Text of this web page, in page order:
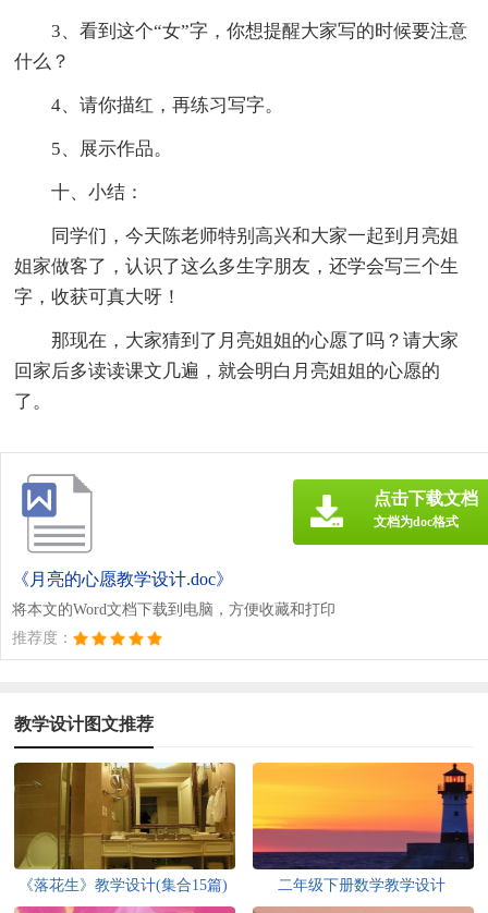
3、看到这个“女”字，你想提醒大家写的时候要注意
什么？
4、请你描红，再练习写字。
5、展示作品。
十、小结：
同学们，今天陈老师特别高兴和大家一起到月亮姐
姐家做客了，认识了这么多生字朋友，还学会写三个生
字，收获可真大呀！
那现在，大家猜到了月亮姐姐的心愿了吗？请大家
回家后多读读课文几遍，就会明白月亮姐姐的心愿的
了。
《月亮的心愿教学设计.doc》
将本文的Word文档下载到电脑，方便收藏和打印
推荐度：
点击下载文档
文档为doc格式
教学设计图文推荐
《落花生》教学设计(集合15篇) 二年级下册数学教学设计